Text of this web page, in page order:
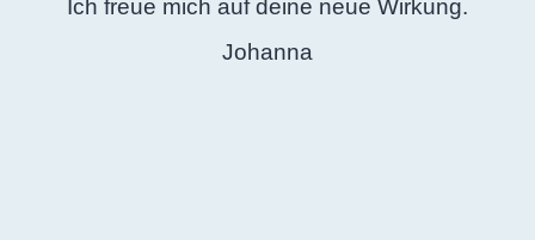
Ich freue mich auf deine neue Wirkung.
Johanna